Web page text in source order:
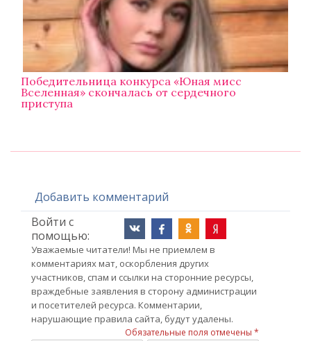
Победительница конкурса «Юная мисс
Вселенная» скончалась от сердечного
приступа
Добавить комментарий
Войти с
помощью:
Уважаемые читатели! Мы не приемлем в
комментариях мат, оскорбления других
участников, спам и ссылки на сторонние ресурсы,
враждебные заявления в сторону администрации
и посетителей ресурса. Комментарии,
нарушающие правила сайта, будут удалены.
Обязательные поля отмечены *